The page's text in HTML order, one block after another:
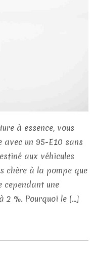
à essence, vous
avec un 95-E10 sans
aux véhicules
à la pompe que
cependant une
2 %. Pourquoi le […]